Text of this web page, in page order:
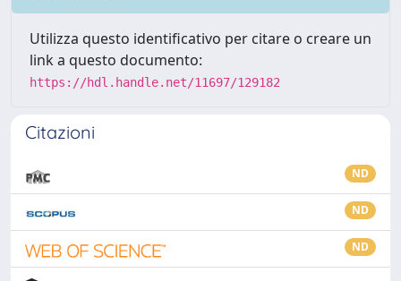
Utilizza questo identificativo per citare o creare un
link a questo documento:
https://hdl.handle.net/11697/129182
Citazioni
ND
ND
ND